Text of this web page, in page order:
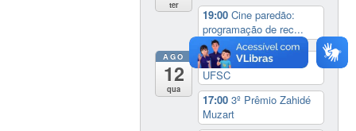
ter
19:00Cine paredão:
programação de rec...
AGO
12
qua
9:00Feira do Livro da
UFSC
17:003º Prêmio Zahidé
Muzart